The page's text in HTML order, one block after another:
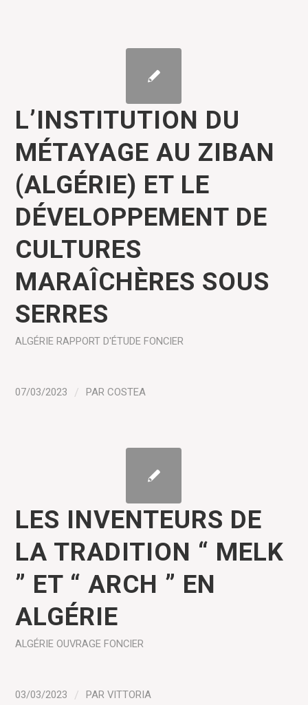
L’INSTITUTION DU
MÉTAYAGE AU ZIBAN
(ALGÉRIE) ET LE
DÉVELOPPEMENT DE
CULTURES
MARAÎCHÈRES SOUS
SERRES
ALGÉRIE RAPPORT D'ÉTUDE FONCIER
07/03/2023 / PARCOSTEA
LES INVENTEURS DE
LA TRADITION “ MELK
” ET “ ARCH ” EN
ALGÉRIE
ALGÉRIE OUVRAGE FONCIER
03/03/2023 / PARVITTORIA